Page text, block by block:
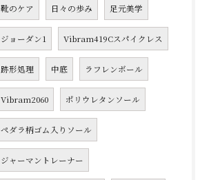
靴のケア 日々の歩み 足元美学
ジョーダン1 Vibram419Cスパイクレス
跡形処理 中底 ラフレンボール
Vibram2060 ポリウレタンソール
ペダラ柄ゴム入りソール
ジャーマントレーナー